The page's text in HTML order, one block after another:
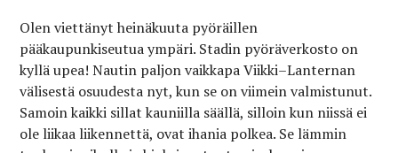
Olen viettänyt heinäkuuta pyöräillen
pääkaupunkiseutua ympäri. Stadin pyöräverkosto on
kyllä upea! Nautin paljon vaikkapa Viikki–Lanternan
välisestä osuudesta nyt, kun se on viimein valmistunut.
Samoin kaikki sillat kauniilla säällä, silloin kun niissä ei
ole liikaa liikennettä, ovat ihania polkea. Se lämmin